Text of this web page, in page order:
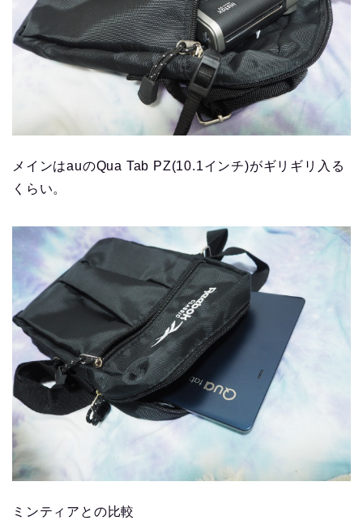
メインはauのQua Tab PZ(10.1インチ)がギリギリ入る
くらい。
ミンティアとの比較